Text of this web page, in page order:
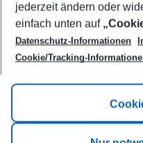
Footer
Footer navigation
Title A
Link A
jederzeit ändern oder
einfach unten auf
Datenschutz-Informationen
Cookie/Tracking-